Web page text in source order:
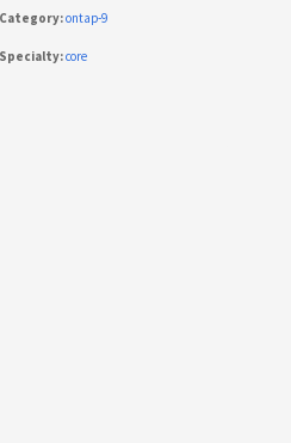
Category:ontap-9
Specialty:core